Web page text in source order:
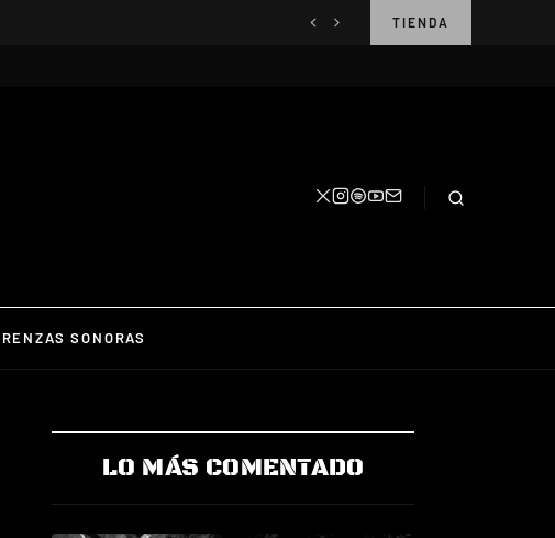
TIENDA
SONORAS
LO MÁS COMENTADO